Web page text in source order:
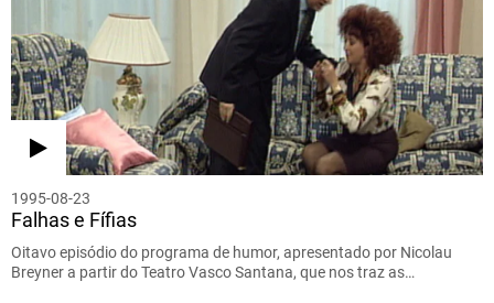
1995-08-23
Falhas e Fífias
Oitavo episódio do programa de humor, apresentado por Nicolau
Breyner a partir do Teatro Vasco Santana, que nos traz as…